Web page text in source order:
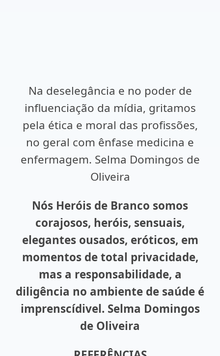
Na deselegância e no poder de
influenciação da mídia, gritamos
pela ética e moral das profissões,
no geral com ênfase medicina e
enfermagem. Selma Domingos de
Oliveira
Nós Heróis de Branco somos
corajosos, heróis, sensuais,
elegantes ousados, eróticos, em
momentos de total privacidade,
mas a responsabilidade, a
diligência no ambiente de saúde é
imprenscídivel. Selma Domingos
de Oliveira